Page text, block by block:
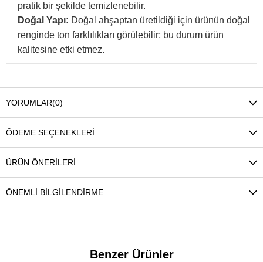
pratik bir şekilde temizlenebilir.
Doğal Yapı: Doğal ahşaptan üretildiği için ürünün doğal
renginde ton farklılıkları görülebilir; bu durum ürün
kalitesine etki etmez.
YORUMLAR(0)
ÖDEME SEÇENEKLERI
ÜRÜN ÖNERILERI
ÖNEMLI BILGILENDIRME
Benzer Ürünler